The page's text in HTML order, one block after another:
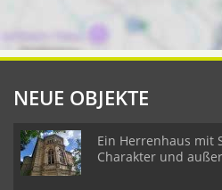
NEUE OBJEKTE
Ein Herrenhaus mit
Charakter und